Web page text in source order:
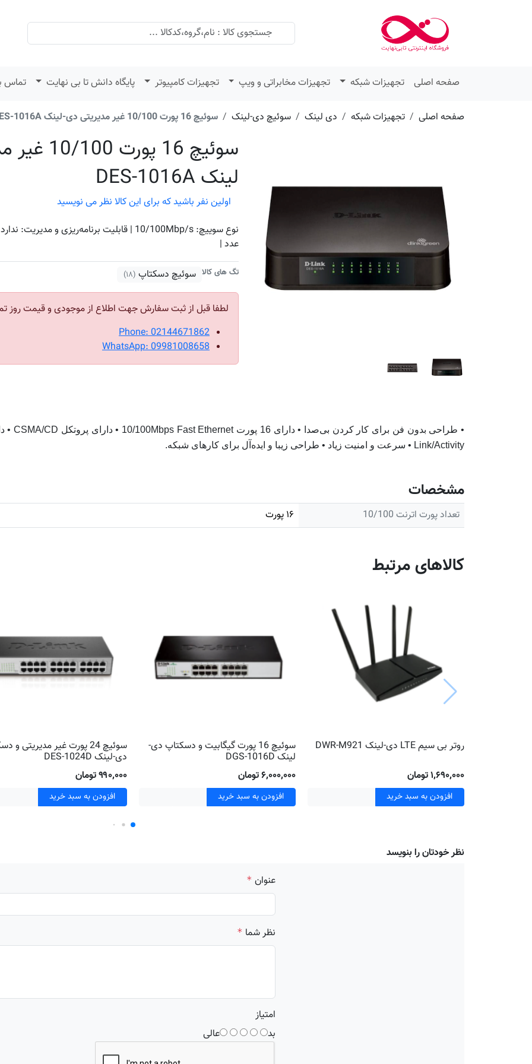
صفحه اصلی تجهیزات شبکه تجهیزات مخابراتی و ویپ تجهیزات کامپیوتر پایگاه دانش تا بی نهایت تماس
صفحه اصلی تجهیزات شبکه دی لینک سوئیچ دی-لینک سوئیچ 16 پورت 10/100 غیر مدیریتی دی-لینک DES-1016A
سوئیچ 16
لینک DES-1016A
اولین نفر باشید که برای این کالا نظر می نویسید
عدد |
تگ های کالا سوئیچ دسکتاپ (۱۸)
لطفا قبل از ثبت سفارش جهت اطلاع از موجودی و قیمت روز
Phone: 02144671862
WhatsApp: 09981008658
Link/Activity • سرعت و امنیت زیاد • طراحی زیبا و ایده‌آل برای کارهای شبکه.
مشخصات
تعداد پورت اترنت 10/100 ۱۶ پورت
کالاهای مرتبط
روتر بی سیم LTE دی-لینک DWR-M921
۱٬۶۹۰٬۰۰۰ تومان
افزودن به سبد خرید
سوئیچ 16 پورت گیگابیت و دسکتاپ دی-
لینک DGS-1016D
۶٬۰۰۰٬۰۰۰ تومان
افزودن به سبد خرید
سوئیچ 24 پورت غیر مدیریتی و
دی-لینک DES-1024D
۹۹۰٬۰۰۰ تومان
افزودن به سبد خرید
نظر خودتان را بنویسد
عنوان *
نظر شما *
امتیاز
بد
عالی